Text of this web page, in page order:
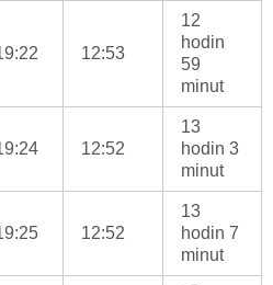
12:53
12
hodin
59
minut
12:52
13
hodin 3
minut
12:52
13
hodin 7
minut